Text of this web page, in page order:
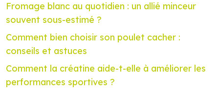
Fromage blanc au quotidien : un allié minceur
souvent sous-estimé ?
Comment bien choisir son poulet cacher :
conseils et astuces
Comment la créatine aide-t-elle à améliorer les
performances sportives ?